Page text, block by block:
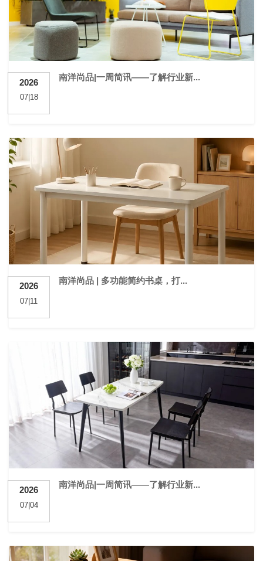
2026
07|18
南洋尚品|一周简讯——了解行业新...
2026
07|11
南洋尚品 | 多功能简约书桌，打...
2026
07|04
南洋尚品|一周简讯——了解行业新...